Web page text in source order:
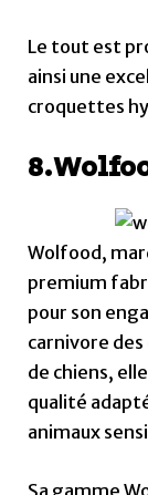
Le tout est
ainsi une
croquettes
Wolfood,
premium
pour son
carnivore
de chiens,
qualité
animaux